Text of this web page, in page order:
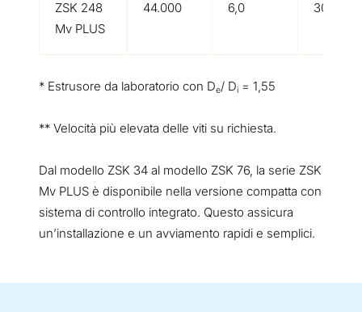
ZSK 248
Mv PLUS
44.000 6,0 300**
* Estrusore da laboratorio con De/ Di = 1,55
** Velocità più elevata delle viti su richiesta.
Dal modello ZSK 34 al modello ZSK 76, la serie ZSK
Mv PLUS è disponibile nella versione compatta con
sistema di controllo integrato. Questo assicura
un’installazione e un avviamento rapidi e semplici.